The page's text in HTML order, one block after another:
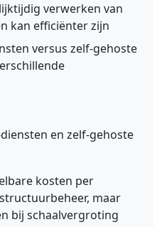
verwerken van
kan efficiënter zijn
versus zelf-gehoste
en zelf-gehoste
kosten per
maar
bij schaalvergroting